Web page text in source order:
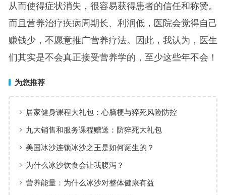
从而使得症状消失，很容易获得患者的信任和称赞。
而且营养治疗疾病周期长、利润低，医院会觉得自己
赚钱少，不愿意推广营养疗法。因此，我认为，医生
们其实是不会真正接受营养学的，至少这些年不会！
为您推荐
居家健身课程大礼包：心脑梗与猝死风险防控
九大销售和服务课程赠送：防猝死大礼包
美国冰沙连锁冰沙之王是如何诞生的？
为什么冰沙饮食会让我腹泻？
营养能量：为什么冰沙对整体健康有益